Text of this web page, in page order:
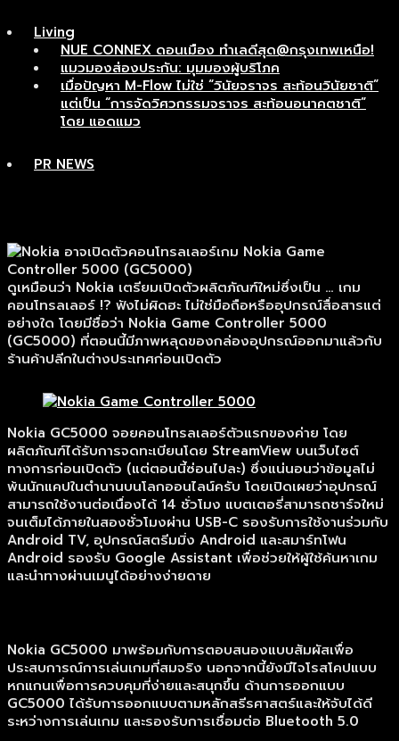
Living
NUE CONNEX ดอนเมือง ทำเลดีสุด@กรุงเทพเหนือ!
แมวมองส่องประกัน: มุมมองผู้บริโภค
เมื่อปัญหา M-Flow ไม่ใช่ “วินัยจราจร สะท้อนวินัยชาติ”
แต่เป็น “การจัดวิศวกรรมจราจร สะท้อนอนาคตชาติ”
โดย แอดแมว
PR NEWS
ดูเหมือนว่า Nokia เตรียมเปิดตัวผลิตภัณฑ์ใหม่ซึ่งเป็น … เกม
คอนโทรลเลอร์ !? ฟังไม่ผิดฮะ ไม่ใช่มือถือหรืออุปกรณ์สื่อสารแต่
อย่างใด โดยมีชื่อว่า Nokia Game Controller 5000
(GC5000) ที่ตอนนี้มีภาพหลุดของกล่องอุปกรณ์ออกมาแล้วกับ
ร้านค้าปลีกในต่างประเทศก่อนเปิดตัว
Nokia GC5000 จอยคอนโทรลเลอร์ตัวแรกของค่าย โดย
ผลิตภัณฑ์ได้รับการจดทะเบียนโดย StreamView บนเว็บไซต์
ทางการก่อนเปิดตัว (แต่ตอนนี้ซ่อนไปละ) ซึ่งแน่นอนว่าข้อมูลไม่
พ้นนักแคปในตำนานบนโลกออนไลน์ครับ โดยเปิดเผยว่าอุปกรณ์
สามารถใช้งานต่อเนื่องได้ 14 ชั่วโมง แบตเตอรี่สามารถชาร์จใหม่
จนเต็มได้ภายในสองชั่วโมงผ่าน USB-C รองรับการใช้งานร่วมกับ
Android TV, อุปกรณ์สตรีมมิ่ง Android และสมาร์ทโฟน
Android รองรับ Google Assistant เพื่อช่วยให้ผู้ใช้ค้นหาเกม
และนำทางผ่านเมนูได้อย่างง่ายดาย
Nokia GC5000 มาพร้อมกับการตอบสนองแบบสัมผัสเพื่อ
ประสบการณ์การเล่นเกมที่สมจริง นอกจากนี้ยังมีไจโรสโคปแบบ
หกแกนเพื่อการควบคุมที่ง่ายและสนุกขึ้น ด้านการออกแบบ
GC5000 ได้รับการออกแบบตามหลักสรีรศาสตร์และให้จับได้ดี
ระหว่างการเล่นเกม และรองรับการเชื่อมต่อ Bluetooth 5.0